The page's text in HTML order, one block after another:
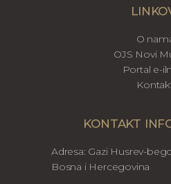
O
OJS Novi
Portal e-
KONTAKT
Adresa: Gazi Husrev-
Bosna i Hercegovina